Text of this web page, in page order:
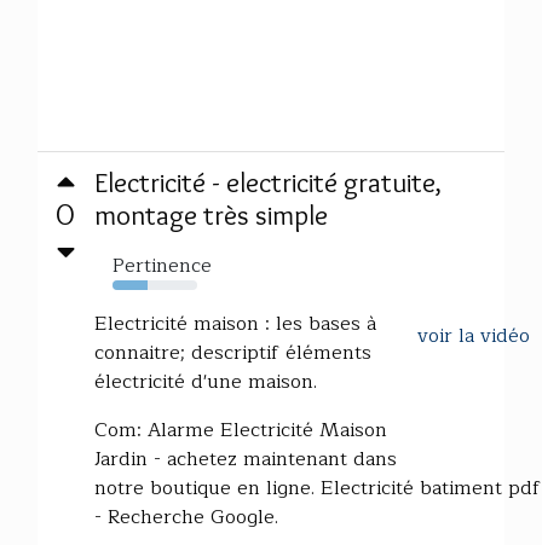
0
Electricité - electricité gratuite,
montage très simple
Pertinence
41%
voir la vidéo
Electricité maison : les bases à
connaitre; descriptif éléments
électricité d'une maison.
Com: Alarme Electricité Maison
Jardin - achetez maintenant dans
notre boutique en ligne. Electricité batiment pdf
- Recherche Google.